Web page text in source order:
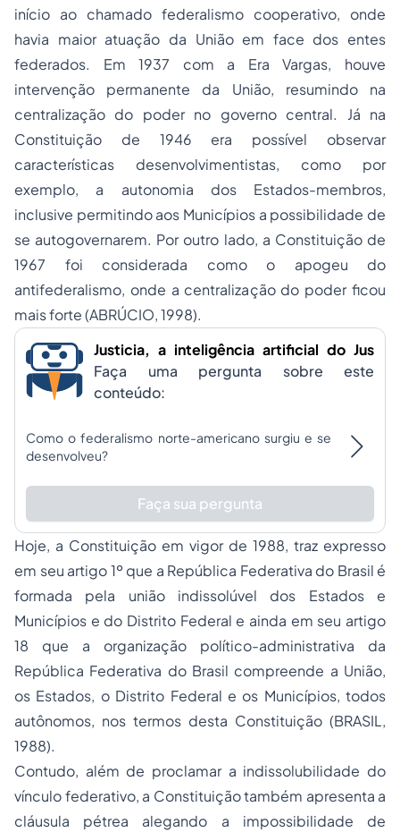
início ao chamado federalismo cooperativo, onde
havia maior atuação da União em face dos entes
federados. Em 1937 com a Era Vargas, houve
intervenção permanente da União, resumindo na
centralização do poder no governo central. Já na
Constituição de 1946 era possível observar
características desenvolvimentistas, como por
exemplo, a autonomia dos Estados-membros,
inclusive permitindo aos Municípios a possibilidade de
se autogovernarem. Por outro lado, a Constituição de
1967 foi considerada como o apogeu do
antifederalismo, onde a centralização do poder ficou
mais forte (ABRÚCIO, 1998).
Justicia, a inteligência artificial do Jus
Faça uma pergunta sobre este
conteúdo:
Como o federalismo norte-americano surgiu e se
desenvolveu?
Faça sua pergunta
Hoje, a Constituição em vigor de 1988, traz expresso
em seu artigo 1º que a República Federativa do Brasil é
formada pela união indissolúvel dos Estados e
Municípios e do Distrito Federal e ainda em seu artigo
18 que a organização político-administrativa da
República Federativa do Brasil compreende a União,
os Estados, o Distrito Federal e os Municípios, todos
autônomos, nos termos desta Constituição (BRASIL,
1988).
Contudo, além de proclamar a indissolubilidade do
vínculo federativo, a Constituição também apresenta a
cláusula pétrea alegando a impossibilidade de